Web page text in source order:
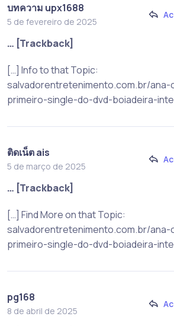
บทความ upx1688
5 de fevereiro de 2025
… [Trackback]
[…] Info to that Topic:
salvadorentretenimento.com.br/
primeiro-single-do-dvd-boiadeira-
ติดเน็ต ais
5 de março de 2025
… [Trackback]
[…] Find More on that Topic:
salvadorentretenimento.com.br/
primeiro-single-do-dvd-boiadeira-
pg168
8 de abril de 2025